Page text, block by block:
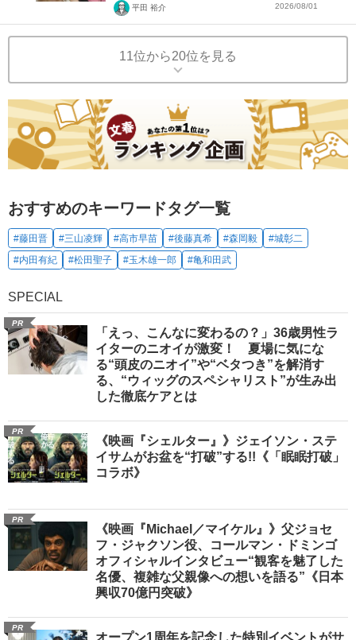
平田 裕介 2026/08/01
11位から20位を見る
おすすめのキーワードタグ一覧
#藤田晋 #三山凌輝 #高市早苗 #後藤真希 #森岡毅
#城彰二
#内田有紀
#松田聖子 #玉木雄一郎 #亀和田武
SPECIAL
PR
「えっ、こんなに変わるの？」36歳男性ラ
イターのニオイが激変！ 夏場に気にな
る“頭皮のニオイ”や“ベタつき”を解消す
る、“ウィッグのスペシャリスト”が生み出
した徹底ケアとは
PR
《映画『シェルター』》ジェイソン・ステ
イサムがお盆を“打破”する!!《「眠眠打破」
コラボ》
PR
《映画『Michael／マイケル』》父ジョセ
フ・ジャクソン役、コールマン・ドミンゴ
オフィシャルインタビュー“観客を魅了した
名優、複雑な父親像への想いを語る”《日本
興収70億円突破》
PR
オープン1周年を記念した特別イベントがサ